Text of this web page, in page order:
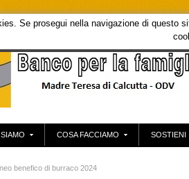
Se prosegui nella navigazione di questo
COSA FACCIAMO SOSTIENI
benefico di burraco 2024